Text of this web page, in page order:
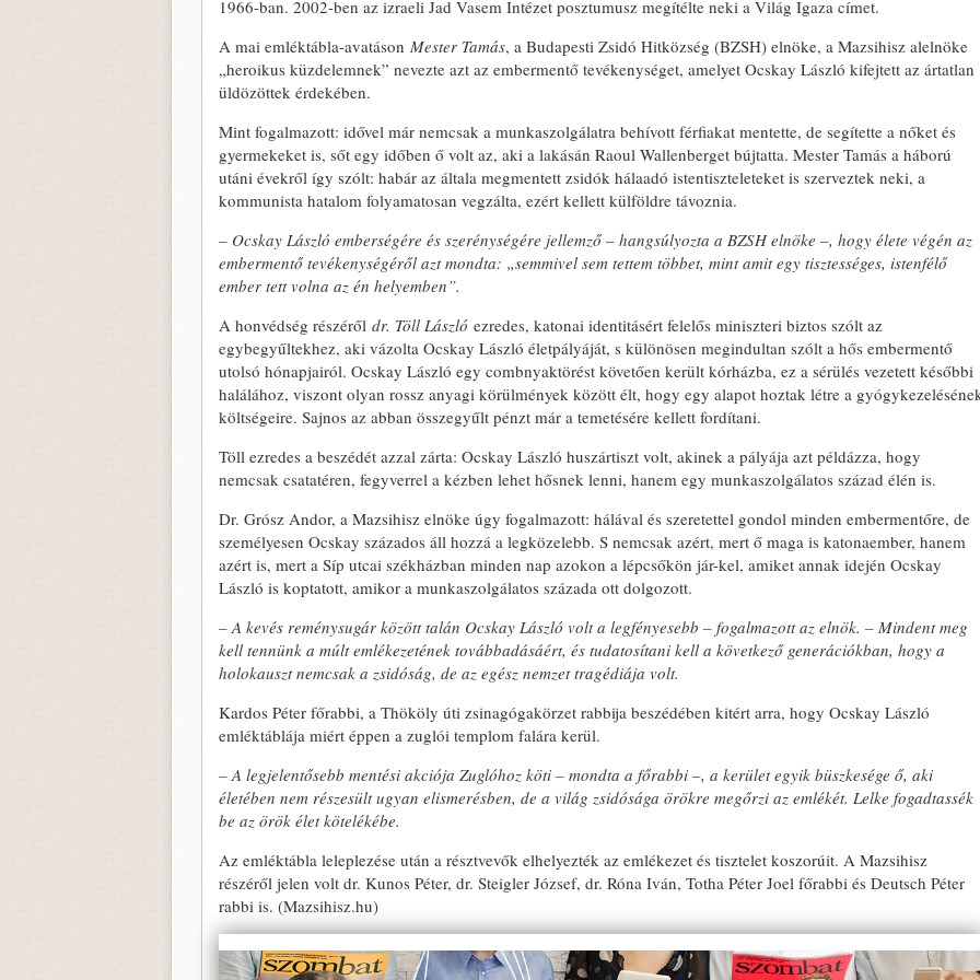
1966-ban. 2002-ben az izraeli Jad Vasem Intézet posztumusz megítélte neki a Világ Igaza címet.
A mai emléktábla-avatáson Mester Tamás, a Budapesti Zsidó Hitközség (BZSH) elnöke, a Mazsihisz alelnöke
„heroikus küzdelemnek” nevezte azt az embermentő tevékenységet, amelyet Ocskay László kifejtett az ártatlan
üldözöttek érdekében.
Mint fogalmazott: idővel már nemcsak a munkaszolgálatra behívott férfiakat mentette, de segítette a nőket és
gyermekeket is, sőt egy időben ő volt az, aki a lakásán Raoul Wallenberget bújtatta. Mester Tamás a háború
utáni évekről így szólt: habár az általa megmentett zsidók hálaadó istentiszteleteket is szerveztek neki, a
kommunista hatalom folyamatosan vegzálta, ezért kellett külföldre távoznia.
– Ocskay László emberségére és szerénységére jellemző – hangsúlyozta a BZSH elnöke –, hogy élete végén az
embermentő tevékenységéről azt mondta: „semmivel sem tettem többet, mint amit egy tisztességes, istenfélő
ember tett volna az én helyemben”.
A honvédség részéről dr. Töll László ezredes, katonai identitásért felelős miniszteri biztos szólt az
egybegyűltekhez, aki vázolta Ocskay László életpályáját, s különösen megindultan szólt a hős embermentő
utolsó hónapjairól. Ocskay László egy combnyaktörést követően került kórházba, ez a sérülés vezetett későbbi
halálához, viszont olyan rossz anyagi körülmények között élt, hogy egy alapot hoztak létre a
költségeire. Sajnos az abban összegyűlt pénzt már a temetésére kellett fordítani.
Töll ezredes a beszédét azzal zárta: Ocskay László huszártiszt volt, akinek a pályája azt példázza, hogy
nemcsak csatatéren, fegyverrel a kézben lehet hősnek lenni, hanem egy munkaszolgálatos század élén is.
Dr. Grósz Andor, a Mazsihisz elnöke úgy fogalmazott: hálával és szeretettel gondol minden embermentőre, de
személyesen Ocskay százados áll hozzá a legközelebb. S nemcsak azért, mert ő maga is katonaember, hanem
azért is, mert a Síp utcai székházban minden nap azokon a lépcsőkön jár-kel, amiket annak idején Ocskay
László is koptatott, amikor a munkaszolgálatos százada ott dolgozott.
– A kevés reménysugár között talán Ocskay László volt a legfényesebb – fogalmazott az elnök. – Mindent meg
kell tennünk a múlt emlékezetének továbbadásáért, és tudatosítani kell a következő generációkban, hogy a
holokauszt nemcsak a zsidóság, de az egész nemzet tragédiája volt.
Kardos Péter főrabbi, a Thököly úti zsinagógakörzet rabbija beszédében kitért arra, hogy Ocskay László
emléktáblája miért éppen a zuglói templom falára kerül.
– A legjelentősebb mentési akciója Zuglóhoz köti – mondta a főrabbi –, a kerület egyik büszkesége ő, aki
életében nem részesült ugyan elismerésben, de a világ zsidósága örökre megőrzi az emlékét. Lelke fogadtassék
be az örök élet kötelékébe.
Az emléktábla leleplezése után a résztvevők elhelyezték az emlékezet és tisztelet koszorúit. A Mazsihisz
részéről jelen volt dr. Kunos Péter, dr. Steigler József, dr. Róna Iván, Totha Péter Joel főrabbi és Deutsch Péter
rabbi is. (Mazsihisz.hu)